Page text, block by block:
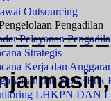
Outsourcing
Pengadilan
Pelayanan
Strategis
Kerja dan
dan Kode Etik
LHKPN DAN